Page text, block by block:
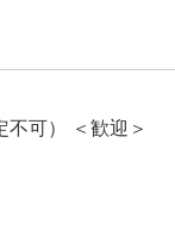
可） ＜歓迎＞